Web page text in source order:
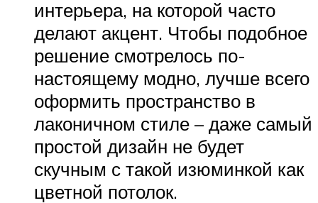
интерьера, на которой часто
делают акцент. Чтобы подобное
решение смотрелось по-
настоящему модно, лучше всего
оформить пространство в
лаконичном стиле – даже самый
простой дизайн не будет
скучным с такой изюминкой как
цветной потолок.